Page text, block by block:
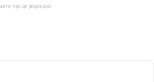
про це редакцію